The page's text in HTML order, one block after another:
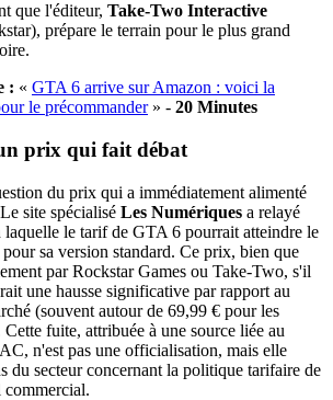
que l'éditeur, Take-Two Interactive
prépare le terrain pour le plus grand
: « GTA 6 arrive sur Amazon : voici la
le précommander» - 20 Minutes
prix qui fait débat
du prix qui a immédiatement alimenté
site spécialisé Les Numériques a relayé
le tarif de GTA 6 pourrait atteindre le
pour sa version standard. Ce prix, bien que
par Rockstar Games ou Take-Two, s'il
une hausse significative par rapport au
(souvent autour de 69,99 € pour les
fuite, attribuée à une source liée au
n'est pas une officialisation, mais elle
du secteur concernant la politique tarifaire de
commercial.